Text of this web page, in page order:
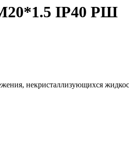
IP40 РШ
некристаллизующихся